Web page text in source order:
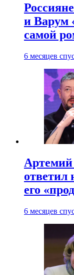
и Варум
самой
6 месяцев
Артемий
ответил
его
6 месяцев